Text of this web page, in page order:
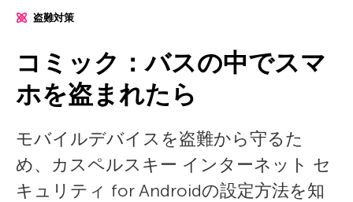
盗難対策
コミック：バスの中でスマ
ホを盗まれたら
モバイルデバイスを盗難から守るた
め、カスペルスキー インターネット セ
キュリティ for Androidの設定方法を知